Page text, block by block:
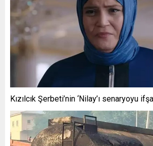
Kızılcık Şerbeti’nin ‘Nilay’ı senaryoyu